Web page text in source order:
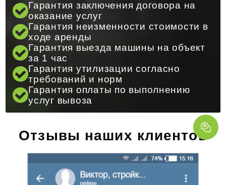
Гарантия заключения договора на
оказание услуг
Гарантия неизменности стоимости в
ходе аренды
Гарантия выезда машины на объект
за 1 час
Гарантия утилизации согласно
требований и норм
Гарантия оплаты по выполнению
услуг вывоза
Отзывы наших клиентов